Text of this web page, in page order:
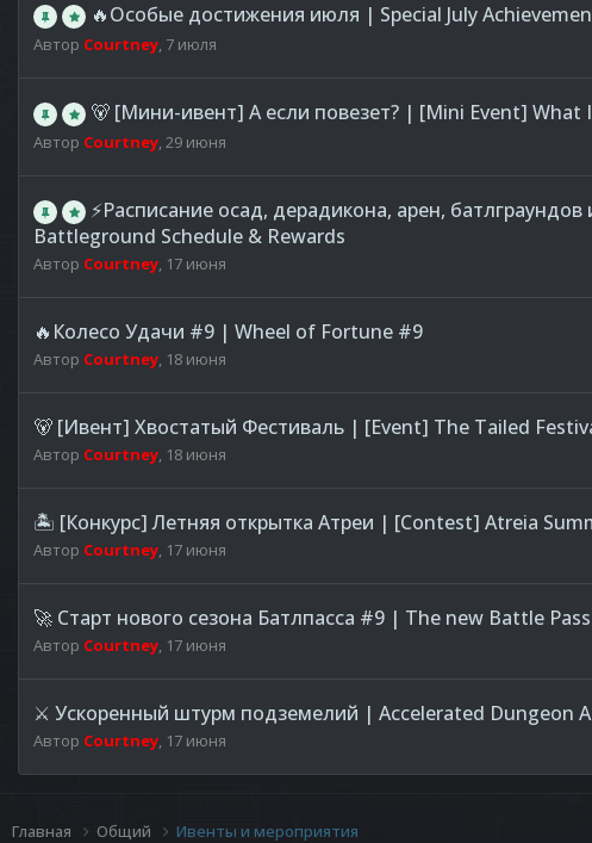
🔥Особые достижения июля | Special July
Автор Courtney, 7 июля
🐻 [Мини-ивент] А если повезет? | [Mini Event] What
Автор Courtney,29 июня
⚡️Расписание осад, дерадикона, арен,
Battleground Schedule & Rewards
Автор Courtney, 17 июня
🔥Колесо Удачи #9 | Wheel of Fortune #9
Автор Courtney, 18 июня
🐻 [Ивент] Хвостатый Фестиваль | [Event] The Tailed
Автор Courtney, 18 июня
🏝️ [Конкурс] Летняя открытка Атреи | [Contest] Atreia
Автор Courtney, 17 июня
🚀 Старт нового сезона Батлпасса #9 | The new Battle
Автор Courtney, 17 июня
⚔️ Ускоренный штурм подземелий | Accelerated Dungeon
Автор Courtney, 17 июня
Главная Общий Ивенты и мероприятия